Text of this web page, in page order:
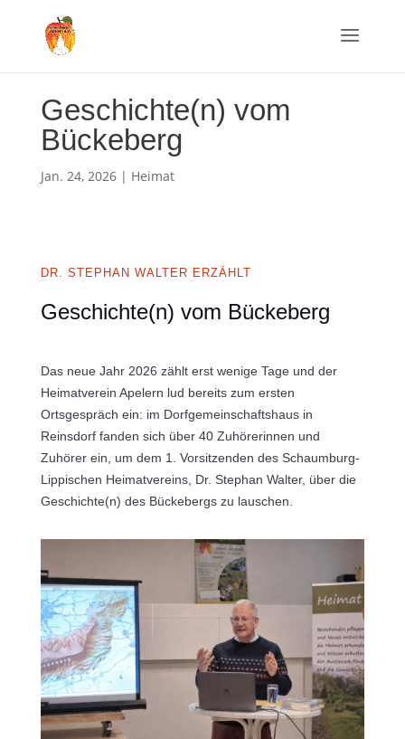
Geschichte(n) vom
Bückeberg
Jan. 24, 2026| Heimat
DR. STEPHAN WALTER ERZÄHLT
Geschichte(n) vom Bückeberg
Das neue Jahr 2026 zählt erst wenige Tage und der
Heimatverein Apelern lud bereits zum ersten
Ortsgespräch ein: im Dorfgemeinschaftshaus in
Reinsdorf fanden sich über 40 Zuhörerinnen und
Zuhörer ein, um dem 1. Vorsitzenden des Schaumburg-
Lippischen Heimatvereins, Dr. Stephan Walter, über die
Geschichte(n) des Bückebergs zu lauschen.